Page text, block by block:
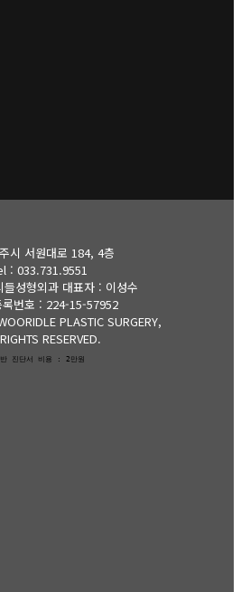
시 서원대로 184, 4층
: 033.731.9551
성형외과 대표자 : 이성수
록번호 : 224-15-57952
PLASTIC SURGERY,
RESERVED.
반 진단서 비용 : 2만원